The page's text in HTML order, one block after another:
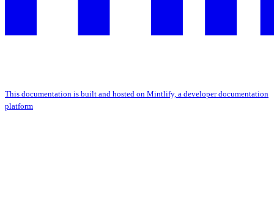
This documentation is built and hosted on Mintlify, a developer documentation
platform